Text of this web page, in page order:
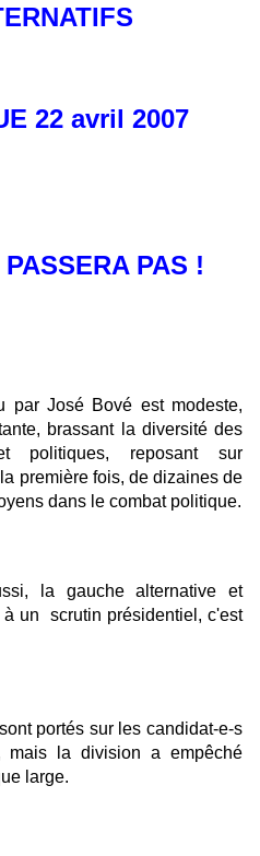
22 avril 2007
PAS !
par José Bové est modeste,
brassant la diversité des
politiques, reposant sur
première fois, de dizaines de
dans le combat politique.
la gauche alternative et
un scrutin présidentiel, c'est
portés sur les candidat-e-s
la division a empêché
large.